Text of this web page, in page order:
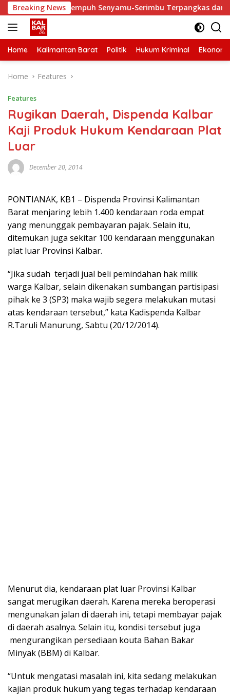
Skip
to
content
Breaking News
Waktu Tempuh Senyamu-Serimbu Terpangkas dari 2 Jam
Home Kalimantan Barat Politik Hukum Kriminal Ekonomi
Home Features
Features
Rugikan Daerah, Dispenda Kalbar
Kaji Produk Hukum Kendaraan Plat
Luar
December 20, 2014
PONTIANAK, KB1 – Dispenda Provinsi Kalimantan
Barat menjaring lebih 1.400 kendaraan roda empat
yang menunggak pembayaran pajak. Selain itu,
ditemukan juga sekitar 100 kendaraan menggunakan
plat luar Provinsi Kalbar.
“Jika sudah terjadi jual beli pemindahan hak milik
warga Kalbar, selain dikenakan sumbangan partisipasi
pihak ke 3 (SP3) maka wajib segera melakukan mutasi
atas kendaraan tersebut,” kata Kadispenda Kalbar
R.Taruli Manurung, Sabtu (20/12/2014).
Menurut dia, kendaraan plat luar Provinsi Kalbar
sangat merugikan daerah. Karena mereka beroperasi
mengunakan jalan di daerah ini, tetapi membayar pajak
di daerah asalnya. Selain itu, kondisi tersebut juga
mengurangikan persediaan kouta Bahan Bakar
Minyak (BBM) di Kalbar.
“Untuk mengatasi masalah ini, kita sedang melakukan
kajian produk hukum yang tegas terhadap kendaraan